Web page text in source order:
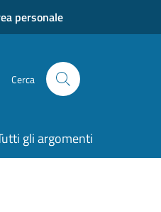
personale
Cerca
gli argomenti